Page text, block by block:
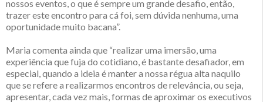
nossos eventos, o que é sempre um grande desafio, então,
trazer este encontro para cá foi, sem dúvida nenhuma, uma
oportunidade muito bacana”.
Maria comenta ainda que “realizar uma imersão, uma
experiência que fuja do cotidiano, é bastante desafiador, em
especial, quando a ideia é manter a nossa régua alta naquilo
que se refere a realizarmos encontros de relevância, ou seja,
apresentar, cada vez mais, formas de aproximar os executivos